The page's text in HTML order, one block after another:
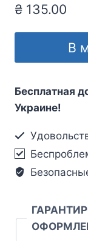
₴ 135.00
В
Бесплатная
Украине!